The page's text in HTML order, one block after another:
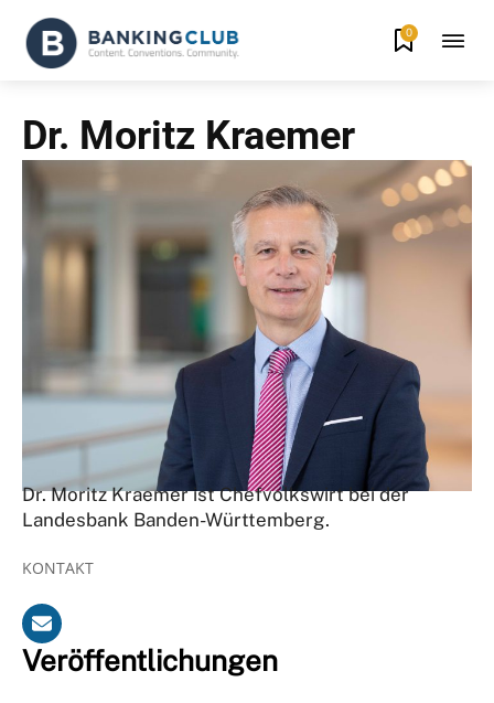
0
Dr. Moritz Kraemer
Dr. Moritz Kraemer ist Chefvolkswirt bei der
Landesbank Banden-Württemberg.
KONTAKT
Veröffentlichungen